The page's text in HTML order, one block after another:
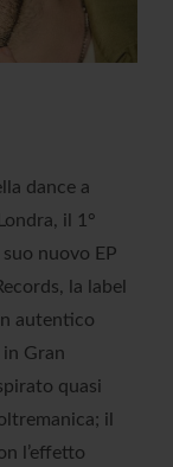
dance a
il 1°
nuovo EP
la label
autentico
in Gran
quasi
il
l’effetto